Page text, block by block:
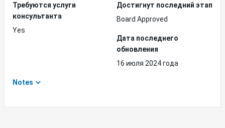
Требуются услуги
консультанта
Yes
Достигнут последний этап
Board Approved
Дата последнего
обновления
16 июля 2024 года
Notes